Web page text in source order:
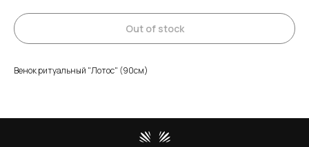
Out of stock
Венок ритуальный "Лотос" (90см)